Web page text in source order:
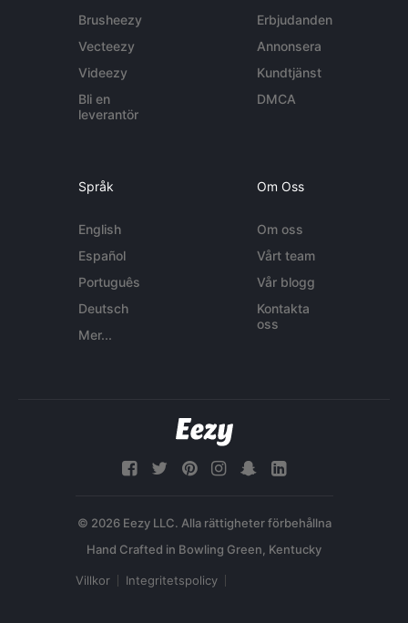
Brusheezy
Vecteezy
Videezy
Bli en
leverantör
Erbjudanden
Annonsera
Kundtjänst
DMCA
Språk
English
Español
Português
Deutsch
Mer...
Om Oss
Om oss
Vårt team
Vår blogg
Kontakta
oss
© 2026 Eezy LLC. Alla rättigheter förbehållna
Villkor Integritetspolicy